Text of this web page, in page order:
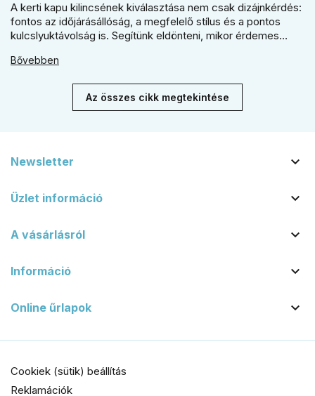
A kerti kapu kilincsének kiválasztása nem csak dizájnkérdés:
fontos az időjárásállóság, a megfelelő stílus és a pontos
kulcslyuktávolság is. Segítünk eldönteni, mikor érdemes
kilincs + gomb megoldást választani.
Bővebben
Az összes cikk megtekintése
Newsletter 
Üzlet információ 
A vásárlásról 
Információ 
Online űrlapok 
Cookiek (sütik) beállítás
Reklamációk